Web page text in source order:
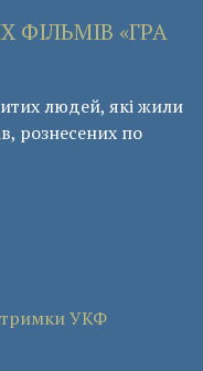
ФІЛЬМІВ «ГРА
людей, які жили
рознесених по
УКФ